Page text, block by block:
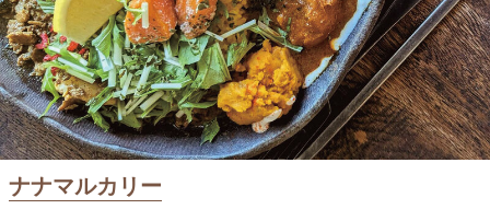
ナナマルカリー